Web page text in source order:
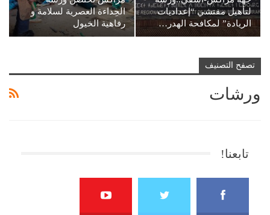
لتأهيل مفتشي “إعداديات
الريادة” لمكافحة الهدر…
الحِداءة العصرية لسلامة و
رفاهية الخيول
تصفح التصنيف
ورشات
تابعنا!